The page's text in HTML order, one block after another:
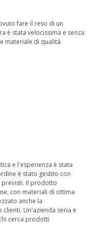
fare il reso di un
è stata velocissima e senza
materiale di qualità.
e l'esperienza è stata
è stato gestito con
previsti. Il prodotto
con materiali di ottima
anche la
Un'azienda seria e
cerca prodotti